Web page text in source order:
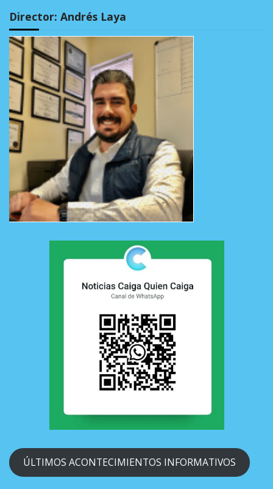
Director: Andrés Laya
ÚLTIMOS ACONTECIMIENTOS INFORMATIVOS